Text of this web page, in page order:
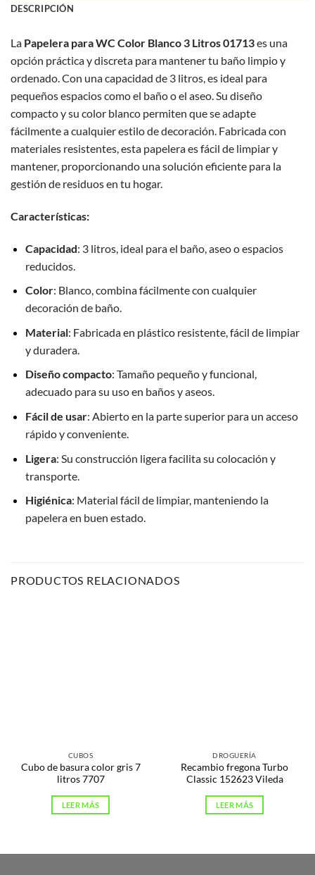
DESCRIPCIÓN
La Papelera para WC Color Blanco 3 Litros 01713es una
opción práctica y discreta para mantener tu baño limpio y
ordenado. Con una capacidad de 3 litros, es ideal para
pequeños espacios como el baño o el aseo. Su diseño
compacto y su color blanco permiten que se adapte
fácilmente a cualquier estilo de decoración. Fabricada con
materiales resistentes, esta papelera es fácil de limpiar y
mantener, proporcionando una solución eficiente para la
gestión de residuos en tu hogar.
Características:
Capacidad: 3 litros, ideal para el baño, aseo o espacios
reducidos.
Color: Blanco, combina fácilmente con cualquier
decoración de baño.
Material: Fabricada en plástico resistente, fácil de limpiar
y duradera.
Diseño compacto: Tamaño pequeño y funcional,
adecuado para su uso en baños y aseos.
Fácil de usar: Abierto en la parte superior para un acceso
rápido y conveniente.
Ligera: Su construcción ligera facilita su colocación y
transporte.
Higiénica: Material fácil de limpiar, manteniendo la
papelera en buen estado.
PRODUCTOS RELACIONADOS
CUBOS
Cubo de basura color gris 7
litros 7707
LEER MÁS
DROGUERÍA
Recambio fregona Turbo
Classic 152623 Vileda
LEER MÁS